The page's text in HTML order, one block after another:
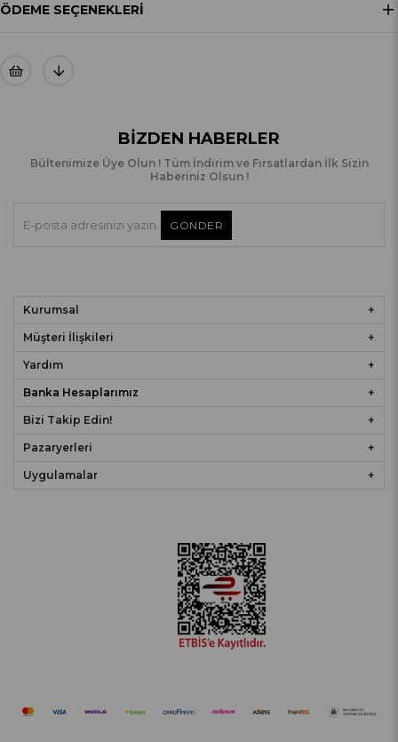
ÖDEME SEÇENEKLERI
BIZDEN HABERLER
Bültenimize Üye Olun ! Tüm İndirim ve Fırsatlardan İlk Sizin
Haberiniz Olsun !
GÖNDER
Kurumsal
Müşteri İlişkileri
Yardım
Banka Hesaplarımız
Bizi Takip Edin!
Pazaryerleri
Uygulamalar